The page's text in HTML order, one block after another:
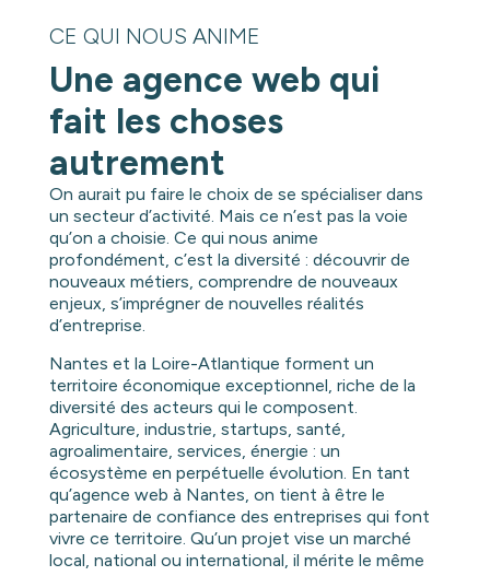
CE QUI NOUS ANIME
Une agence web qui
fait les choses
autrement
On aurait pu faire le choix de se spécialiser dans
un secteur d’activité. Mais ce n’est pas la voie
qu’on a choisie. Ce qui nous anime
profondément, c’est la diversité : découvrir de
nouveaux métiers, comprendre de nouveaux
enjeux, s’imprégner de nouvelles réalités
d’entreprise.
Nantes et la Loire-Atlantique forment un
territoire économique exceptionnel, riche de la
diversité des acteurs qui le composent.
Agriculture, industrie, startups, santé,
agroalimentaire, services, énergie : un
écosystème en perpétuelle évolution. En tant
qu’agence web à Nantes, on tient à être le
partenaire de confiance des entreprises qui font
vivre ce territoire. Qu’un projet vise un marché
local, national ou international, il mérite le même